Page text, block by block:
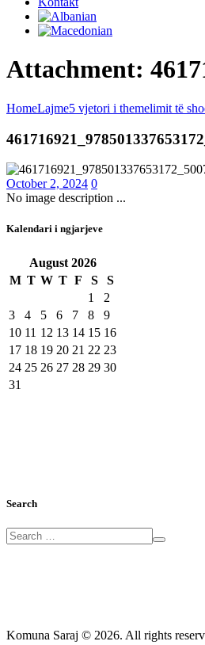
Attachment:
HomeLajme5 vjetori i themelimit të
October 2, 2024 0
No image description ...
Kalendari i ngjarjeve
August 2026
M T W T F S
S
1
2
3
4 5 6 7 8
9
10 11 12 13 14 15 16
17 18 19 20 21 22 23
24 25 26 27 28 29 30
31
Search
Komuna Saraj © 2026. All rights